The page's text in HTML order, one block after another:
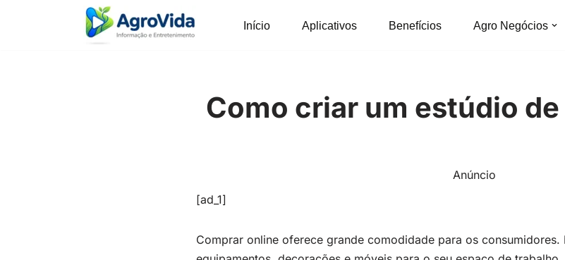
Início Aplicativos Benefícios Agro Negócios
Como criar um estúdio
Anúncio
[ad_1]
Comprar online oferece grande comodidade para os consumidores.